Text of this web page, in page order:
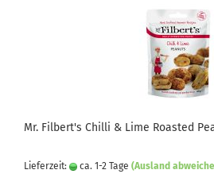
Mr. Filbert's Chilli & Lime Roasted
Lieferzeit: ca. 1-2 Tage (Ausland